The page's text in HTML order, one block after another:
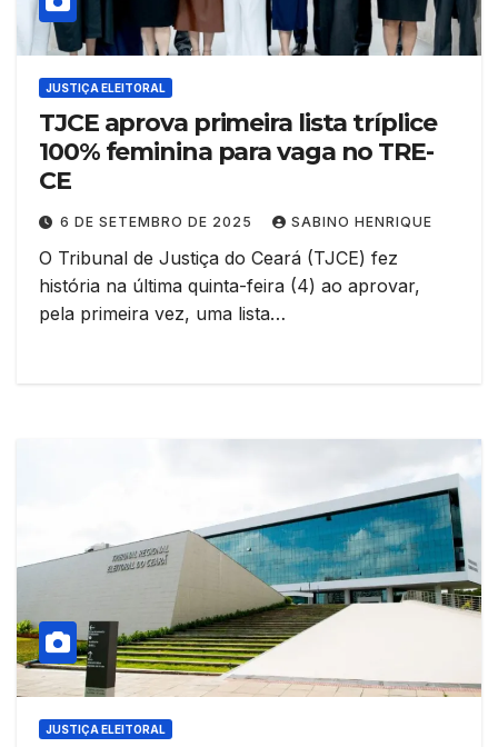
JUSTIÇA ELEITORAL
TJCE aprova primeira lista tríplice
100% feminina para vaga no TRE-
CE
6 DE SETEMBRO DE 2025 SABINO HENRIQUE
O Tribunal de Justiça do Ceará (TJCE) fez
história na última quinta-feira (4) ao aprovar,
pela primeira vez, uma lista…
JUSTIÇA ELEITORAL